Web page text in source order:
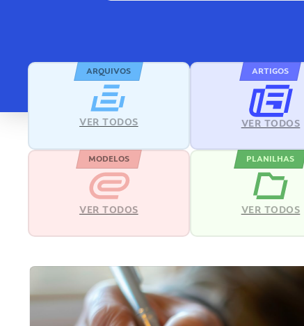
ARQUIVOS
VER TODOS
ARTIGOS
VER TODOS
MODELOS
VER TODOS
PLANILHAS
VER TODOS